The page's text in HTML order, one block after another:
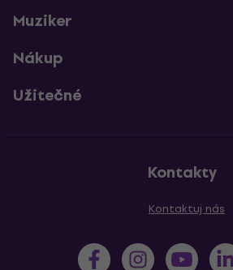
Muziker
Nákup
Užitečné
Kontakty
Kontaktuj nás